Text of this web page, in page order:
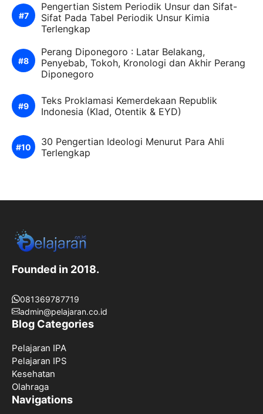
Pengertian Sistem Periodik Unsur dan Sifat-
Sifat Pada Tabel Periodik Unsur Kimia
Terlengkap
Perang Diponegoro : Latar Belakang,
Penyebab, Tokoh, Kronologi dan Akhir Perang
Diponegoro
Teks Proklamasi Kemerdekaan Republik
Indonesia (Klad, Otentik & EYD)
30 Pengertian Ideologi Menurut Para Ahli
Terlengkap
Founded in 2018.
081369787719
admin@pelajaran.co.id
Blog Categories
Pelajaran IPA
Pelajaran IPS
Kesehatan
Olahraga
Navigations